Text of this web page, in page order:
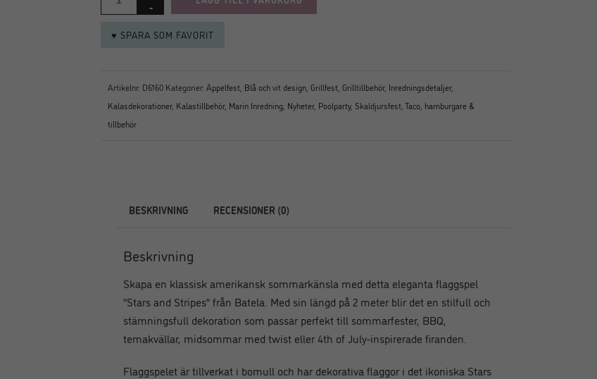
♥ SPARA SOM FAVORIT
Artikelnr: D6160 Kategorier: Äppelfest Blå och vit design Grillfest Grilltillbehör, Inredningsdetaljer,
Kalasdekorationer, Kalastillbehör, Marin Inredning Nyheter, Poolparty, Skaldjursfest Taco, hamburgare &
tillbehör
BESKRIVNING RECENSIONER (0)
Beskrivning
Skapa en klassisk amerikansk sommarkänsla med detta eleganta flaggspel
“Stars and Stripes” från Batela. Med sin längd på 2 meter blir det en stilfull och
stämningsfull dekoration som passar perfekt till sommarfester, BBQ,
temakvällar, midsommar med twist eller 4th of July-inspirerade firanden.
Flaggspelet är tillverkat i bomull och har dekorativa flaggor i det ikoniska Stars